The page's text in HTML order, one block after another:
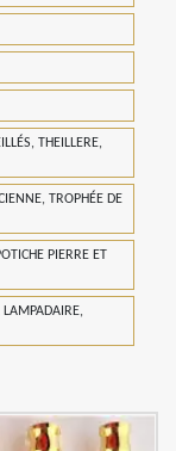
THEILLERE,
TROPHÉE DE
PIERRE ET